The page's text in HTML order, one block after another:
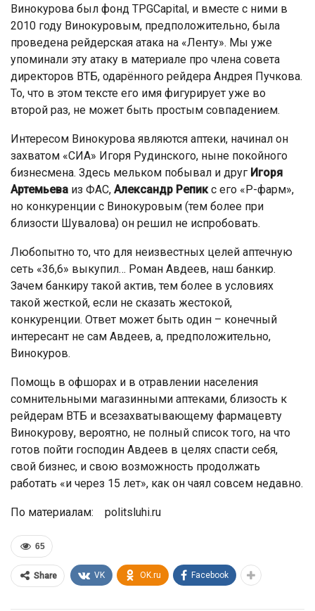
Винокурова был фонд TPGCapital, и вместе с ними в
2010 году Винокуровым, предположительно, была
проведена рейдерская атака на «Ленту». Мы уже
упоминали эту атаку в материале про члена совета
директоров ВТБ, одарённого рейдера Андрея Пучкова.
То, что в этом тексте его имя фигурирует уже во
второй раз, не может быть простым совпадением.
Интересом Винокурова являются аптеки, начинал он
захватом «СИА» Игоря Рудинского, ныне покойного
бизнесмена. Здесь мельком побывал и друг Игоря
Артемьева из ФАС, Александр Репикс его «Р-фарм»,
но конкуренции с Винокуровым (тем более при
близости Шувалова) он решил не испробовать.
Любопытно то, что для неизвестных целей аптечную
сеть «36,6» выкупил… Роман Авдеев, наш банкир.
Зачем банкиру такой актив, тем более в условиях
такой жесткой, если не сказать жестокой,
конкуренции. Ответ может быть один – конечный
интересант не сам Авдеев, а, предположительно,
Винокуров.
Помощь в офшорах и в отравлении населения
сомнительными магазинными аптеками, близость к
рейдерам ВТБ и всезахватывающему фармацевту
Винокурову, вероятно, не полный список того, на что
готов пойти господин Авдеев в целях спасти себя,
свой бизнес, и свою возможность продолжать
работать «и через 15 лет», как он чаял совсем недавно.
По материалам: politsluhi.ru
65
Share VK OK.ru Facebook